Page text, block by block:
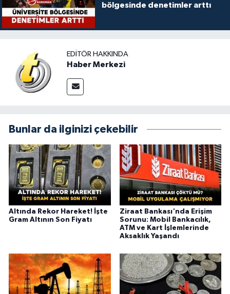
bölgesinde denetimler arttı
EDITÖR HAKKINDA
Haber Merkezi
Bunlar da ilginizi çekebilir
Altında Rekor Hareket! İşte
Gram Altının Son Fiyatı
Ziraat Bankası'nda Erişim
Sorunu: Mobil Bankacılık,
ATM ve Kart İşlemlerinde
Aksaklık Yaşandı